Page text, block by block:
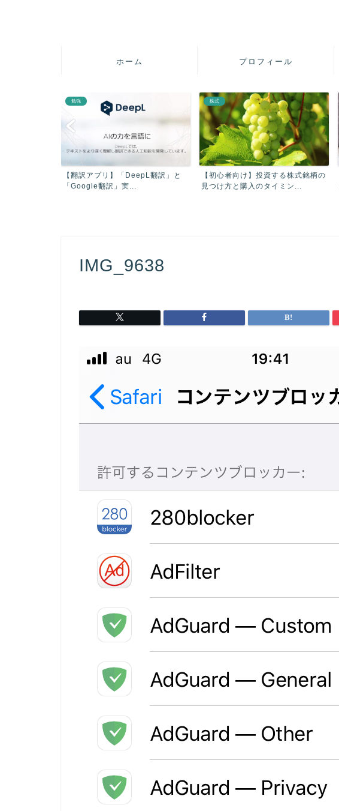
ホーム プロフィール
勉強
【翻訳アプリ】「DeepL翻訳」と
「Google翻訳」実...
株式
【初心者向け】投資する株式銘柄の
見つけ方と購入のタイミン...
IMG_9638